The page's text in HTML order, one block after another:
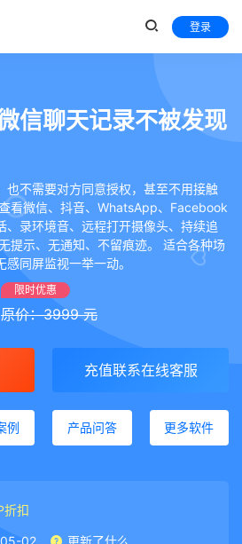
登录
信聊天记录不被发现
也不需要对方同意授权，甚至不用接触
看微信、抖音、WhatsApp、Facebook
、录环境音、远程打开摄像头、持续追
提示、无通知、不留痕迹。 适合各种场
同屏监视一举一动。
限时优惠
原价：3999 元
充值联系在线客服
例 产品问答 更多软件
折扣
02 更新了什么